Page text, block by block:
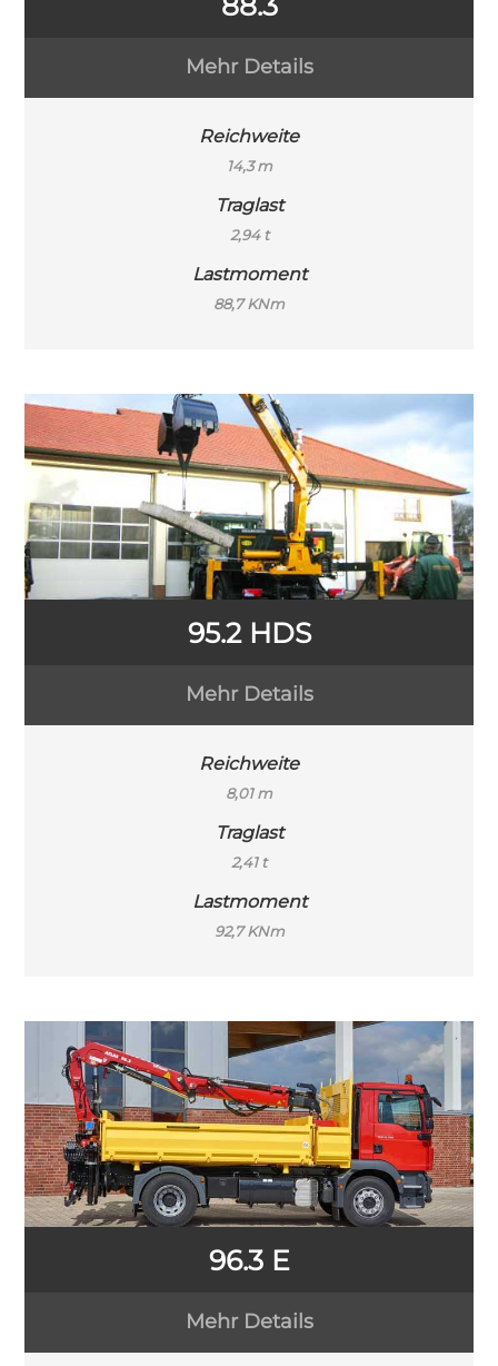
Mehr Details
Reichweite
14,3 m
Traglast
2,94 t
Lastmoment
88,7 KNm
95.2 HDS
Mehr Details
Reichweite
8,01 m
Traglast
2,41 t
Lastmoment
92,7 KNm
96.3 E
Mehr Details